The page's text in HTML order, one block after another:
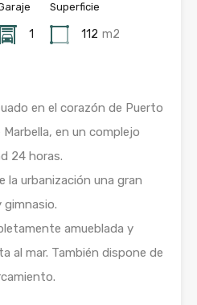
1
Superficie
112 m2
en el corazón de Puerto
en un complejo
24 horas.
la urbanización una gran
gimnasio.
amueblada y
al mar. También dispone de